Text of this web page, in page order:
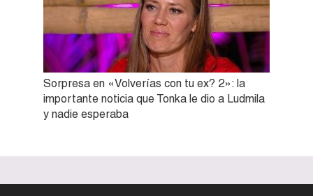
Sorpresa en «Volverías con tu ex? 2»: la
importante noticia que Tonka le dio a Ludmila
y nadie esperaba